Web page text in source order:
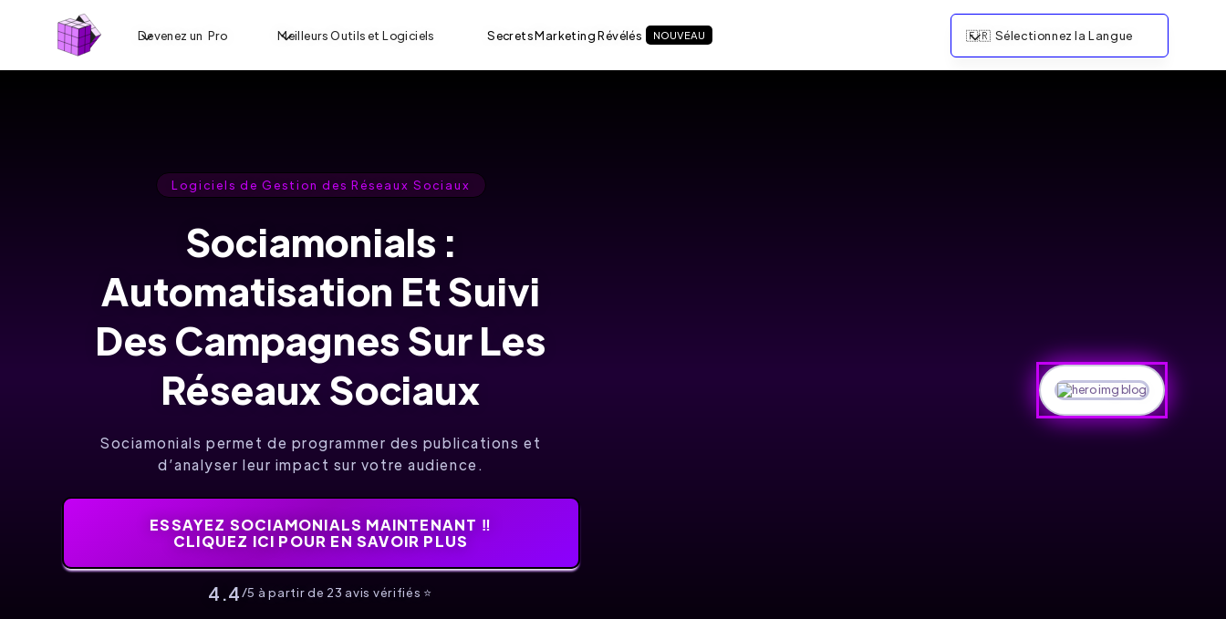
Devenez un Pro Meilleurs Outils et Logiciels Secrets Marketing Révélés NOUVEAU 🇫🇷 Sélectionnez la Langue
Logiciels de Gestion des Réseaux Sociaux
Sociamonials :
Automatisation Et Suivi
Des Campagnes Sur Les
Réseaux Sociaux
Sociamonials permet de programmer des publications et
d’analyser leur impact sur votre audience.
ESSAYEZ SOCIAMONIALS MAINTENANT ‼️
CLIQUEZ ICI POUR EN SAVOIR PLUS
4.4/5 à partir de 23 avis vérifiés ⭐️